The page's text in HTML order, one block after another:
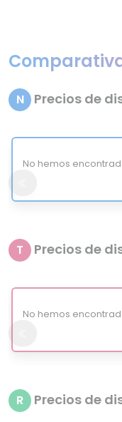
N Precios de
No hemos
T Precios de
No hemos
R Precios de